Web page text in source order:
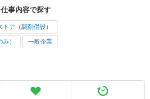
事内容で探す
トア（調剤併設）
） 一般企業